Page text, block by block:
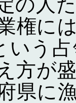
権に
いう
方が
県に